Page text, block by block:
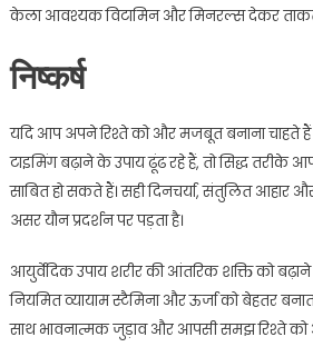
केला आवश्यक विटामिन और मिनरल्स देकर ताकत
निष्कर्ष
यदि आप अपने रिश्ते को और मजबूत बनाना चाहते
टाइमिंग बढ़ाने के उपाय ढूंढ रहे हैं, तो सिद्ध
साबित हो सकते हैं। सही दिनचर्या, संतुलित आहार
असर यौन प्रदर्शन पर पड़ता है।
आयुर्वेदिक उपाय शरीर की आंतरिक शक्ति को
नियमित व्यायाम स्टैमिना और ऊर्जा को बेहतर
साथ भावनात्मक जुड़ाव और आपसी समझ रिश्ते को